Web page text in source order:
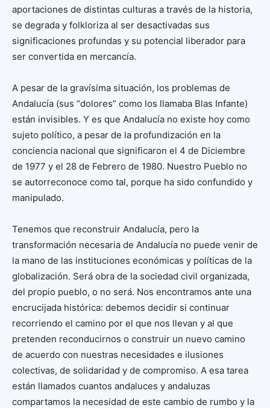
aportaciones de distintas culturas a través de la historia,
se degrada y folkloriza al ser desactivadas sus
significaciones profundas y su potencial liberador para
ser convertida en mercancía.
A pesar de la gravísima situación, los problemas de
Andalucía (sus “dolores” como los llamaba Blas Infante)
están invisibles. Y es que Andalucía no existe hoy como
sujeto político, a pesar de la profundización en la
conciencia nacional que significaron el 4 de Diciembre
de 1977 y el 28 de Febrero de 1980. Nuestro Pueblo no
se autorreconoce como tal, porque ha sido confundido y
manipulado.
Tenemos que reconstruir Andalucía, pero la
transformación necesaria de Andalucía no puede venir de
la mano de las instituciones económicas y políticas de la
globalización. Será obra de la sociedad civil organizada,
del propio pueblo, o no será. Nos encontramos ante una
encrucijada histórica: debemos decidir si continuar
recorriendo el camino por el que nos llevan y al que
pretenden reconducirnos o construir un nuevo camino
de acuerdo con nuestras necesidades e ilusiones
colectivas, de solidaridad y de compromiso. A esa tarea
están llamados cuantos andaluces y andaluzas
compartamos la necesidad de este cambio de rumbo y la